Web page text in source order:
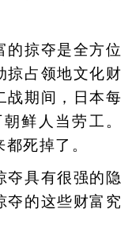
掠夺是全方位
掠占领地文化财
战期间，日本每
鲜人当劳工。
死掉了。
具有很强的隐
夺的这些财富究